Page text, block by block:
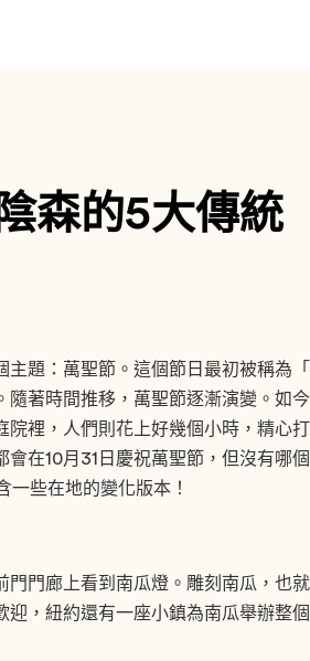
森的5大傳統
題：萬聖節。這個節日最初被稱為
隨著時間推移，萬聖節逐漸演變。如
院裡，人們則花上好幾個小時，精心
在10月31日慶祝萬聖節，但沒有哪
些在地的變化版本！
門廊上看到南瓜燈。雕刻南瓜，也
，紐約還有一座小鎮為南瓜舉辦整個